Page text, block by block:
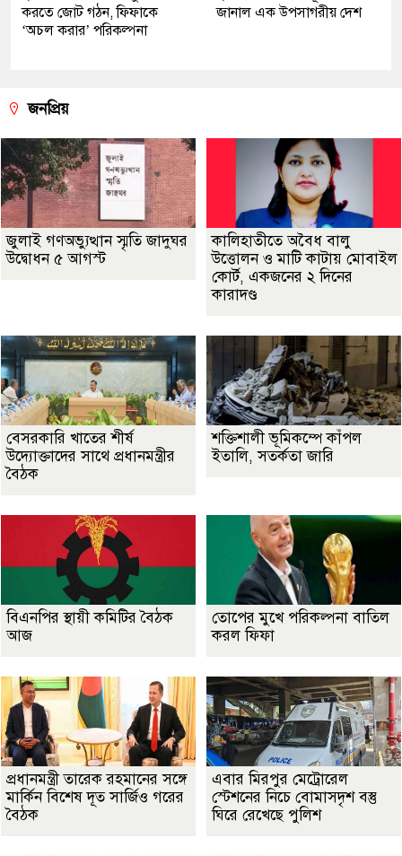
করতে জোট গঠন, ফিফাকে
‘অচল করার’ পরিকল্পনা
জানাল এক উপসাগরীয় দেশ
জনপ্রিয়
জুলাই গণঅভ্যুত্থান স্মৃতি জাদুঘর
উদ্বোধন ৫ আগস্ট
কালিহাতীতে অবৈধ বালু
উত্তোলন ও মাটি কাটায় মোবাইল
কোর্ট, একজনের ২ দিনের
কারাদণ্ড
বেসরকারি খাতের শীর্ষ
উদ্যোক্তাদের সাথে প্রধানমন্ত্রীর
বৈঠক
শক্তিশালী ভূমিকম্পে কাঁপল
ইতালি, সতর্কতা জারি
বিএনপির স্থায়ী কমিটির বৈঠক
আজ
তোপের মুখে পরিকল্পনা বাতিল
করল ফিফা
প্রধানমন্ত্রী তারেক রহমানের সঙ্গে
মার্কিন বিশেষ দূত সার্জিও গরের
বৈঠক
এবার মিরপুর মেট্রোরেল
স্টেশনের নিচে বোমাসদৃশ বস্তু
ঘিরে রেখেছে পুলিশ